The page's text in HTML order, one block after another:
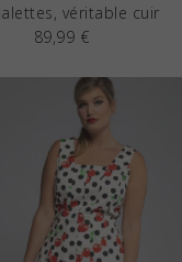
véritable cuir
89,99 €